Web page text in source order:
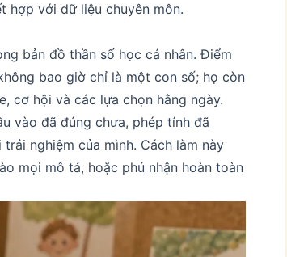
hợp với dữ liệu chuyên môn.
bản đồ thần số học cá nhân. Điểm
bao giờ chỉ là một con số; họ còn
cơ hội và các lựa chọn hằng ngày.
vào đã đúng chưa, phép tính đã
nghiệm của mình. Cách làm này
mọi mô tả, hoặc phủ nhận hoàn toàn